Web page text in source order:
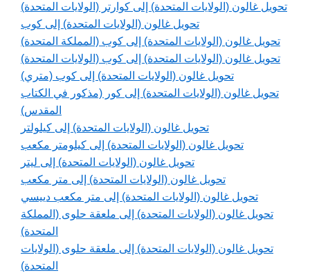
تحويل غالون (الولايات المتحدة) إلى كوارتر (الولايات المتحدة)
تحويل غالون (الولايات المتحدة) إلى كوب
تحويل غالون (الولايات المتحدة) إلى كوب (المملكة المتحدة)
تحويل غالون (الولايات المتحدة) إلى كوب (الولايات المتحدة)
تحويل غالون (الولايات المتحدة) إلى كوب (متري)
تحويل غالون (الولايات المتحدة) إلى كور (مذكور في الكتاب
المقدس)
تحويل غالون (الولايات المتحدة) إلى كيلولتر
تحويل غالون (الولايات المتحدة) إلى كيلومتر مكعب
تحويل غالون (الولايات المتحدة) إلى ليتر
تحويل غالون (الولايات المتحدة) إلى متر مكعب
تحويل غالون (الولايات المتحدة) إلى متر مكعب دييسي
تحويل غالون (الولايات المتحدة) إلى ملعقة حلوى (المملكة
المتحدة)
تحويل غالون (الولايات المتحدة) إلى ملعقة حلوى (الولايات
المتحدة)